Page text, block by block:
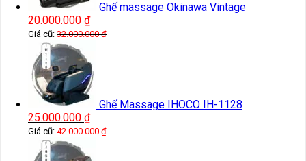
Ghế massage Okinawa Vintage
20.000.000 ₫
Giá cũ: 32.000.000₫
Ghế Massage IHOCO IH-1128
25.000.000 ₫
Giá cũ: 42.000.000₫